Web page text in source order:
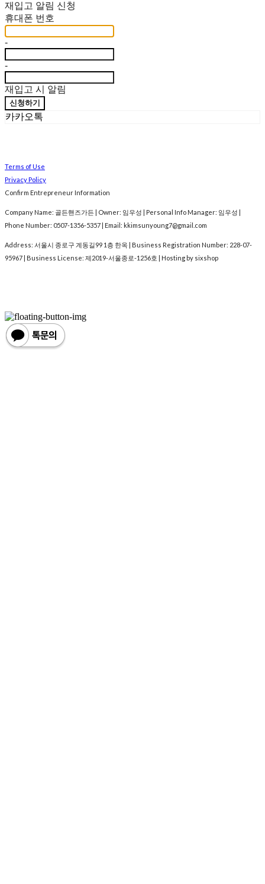
재입고 알림 신청
휴대폰 번호
-
-
재입고 시 알림
신청하기
카카오톡
Terms of Use
Privacy Policy
Confirm Entrepreneur Information
Company Name: 골든핸즈가든 | Owner: 임우성 | Personal Info Manager: 임우성 |
Phone Number: 0507-1356-5357 | Email: kkimsunyoung7@gmail.com
Address: 서울시 종로구 계동길99 1층 한옥 | Business Registration Number: 228-07-
95967 | Business License: 제2019-서울종로-1256호 | Hosting by sixshop